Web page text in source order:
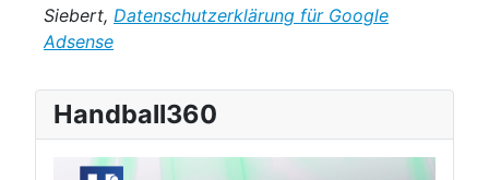
Siebert, Datenschutzerklärung für Google
Adsense
Handball360